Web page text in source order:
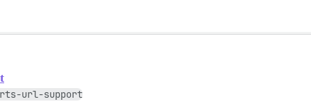
url-support